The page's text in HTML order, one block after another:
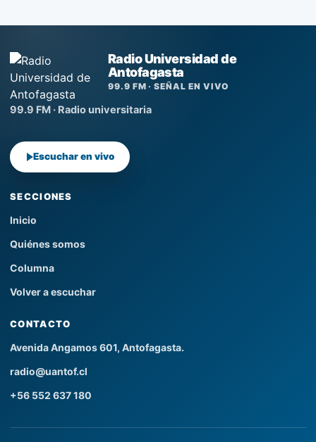
Radio Universidad de
Antofagasta
99.9 FM · SEÑAL EN VIVO
99.9 FM · Radio universitaria
Escuchar en vivo
SECCIONES
Inicio
Quiénes somos
Columna
Volver a escuchar
CONTACTO
Avenida Angamos 601, Antofagasta.
radio@uantof.cl
+56 552 637 180